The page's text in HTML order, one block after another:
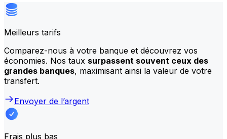
Meilleurs tarifs
Comparez-nous à votre banque et découvrez vos
économies. Nos taux surpassent souvent ceux des
grandes banques, maximisant ainsi la valeur de votre
transfert.
Envoyer de l’argent
Frais plus bas